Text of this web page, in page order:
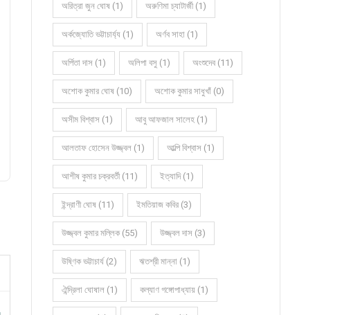
অরিত্রা জুন ঘোষ (1) অরুণিমা চ্যাটার্জী (1)
অর্কজ্যোতি ভট্টাচার্য্য (1) অর্ণব সাহা (1)
অর্পিতা দাস (1) অলিপা বসু (1) অংশুদেব (11)
অশোক কুমার ঘোষ (10) অশোক কুমার সাধুখাঁ (0)
অসীম বিশ্বাস (1) আবু আফজাল সালেহ (1)
আলতাফ হোসেন উজ্জ্বল (1) আল্পি বিশ্বাস (1)
আশীষ কুমার চক্রবর্তী (11) ইত্যাদি (1)
ইন্দ্রাণী ঘোষ (11) ইমতিয়াজ কবির (3)
উজ্জ্বল কুমার মল্লিক (55) উজ্জ্বল দাস (3)
উষ্ণিক ভট্টাচার্য (2) ঋতশ্রী মান্না (1)
ঐন্দ্রিলা ঘোষাল (1) কল্যাণ গঙ্গোপাধ্যায় (1)